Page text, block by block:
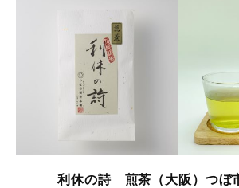
利休の詩 煎茶（大阪）つぼ